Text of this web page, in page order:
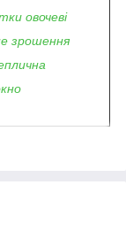
овочеві
зрошення